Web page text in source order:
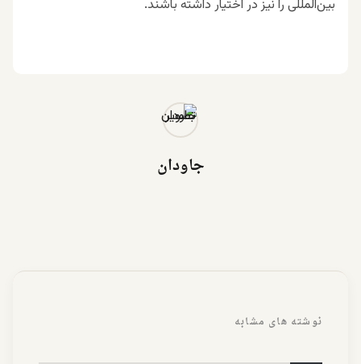
بین‌المللی را نیز در اختیار داشته باشند.
جاودان
نوشته های مشابه